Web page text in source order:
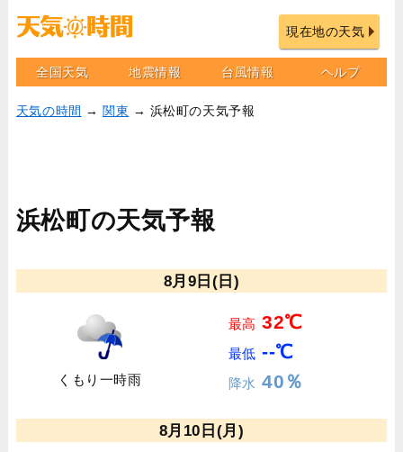
現在地の天気
全国天気 地震情報 台風情報 ヘルプ
天気の時間 → 関東 → 浜松町の天気予報
浜松町の天気予報
8月9日(日)
くもり一時雨
最高 32℃
最低 --℃
降水 40％
8月10日(月)